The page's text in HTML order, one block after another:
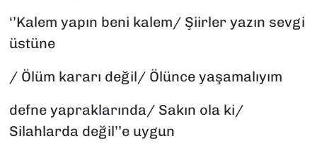
‘’Kalem yapın beni kalem/ Şiirler yazın sevgi
üstüne
/ Ölüm kararı değil/ Ölünce yaşamalıyım
defne yapraklarında/ Sakın ola ki/
Silahlarda değil’’e uygun